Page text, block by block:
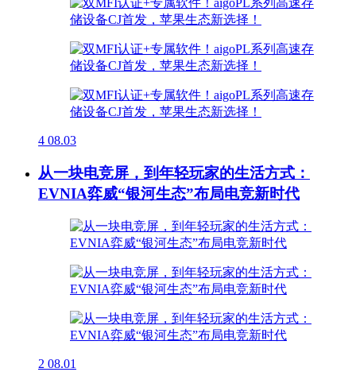
4 08.03
从一块电竞屏，到年轻玩家的生活方式：
EVNIA弈威“银河生态”布局电竞新时代
2 08.01